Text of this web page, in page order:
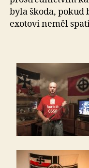
byla škoda, pokud
exotovi neměl